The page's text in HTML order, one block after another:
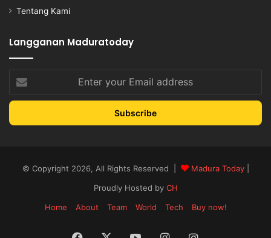
Tentang Kami
Langganan Maduratoday
your
Email
© Copyright 2026, All Rights Reserved | Madura Today
Proudly Hosted by CH
Home
About Team World Tech Buy now!